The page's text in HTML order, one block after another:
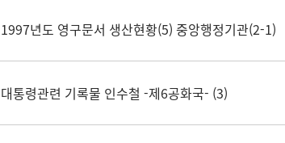
1997년도 영구문서 생산현황(5) 중앙행정기관(2-1)
대통령관련 기록물 인수철 -제6공화국- (3)